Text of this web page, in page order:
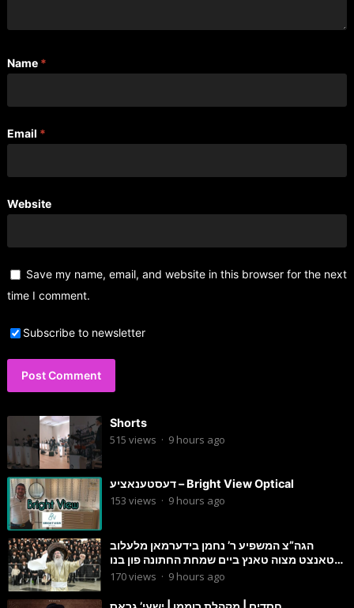
Name *
Email *
Website
Save my name, email, and website in this browser for the next
time I comment.
Subscribe to newsletter
Shorts
515 views · 9 hours ago
דעסטענאציע – Bright View Optical
153 views · 9 hours ago
הגה”צ המשפיע ר’ נחמן בידערמאן מלעלוב
טאנצט מצוה טאנץ ביים שמחת החתונה פון בנו
החתן
170views · 9 hours ago